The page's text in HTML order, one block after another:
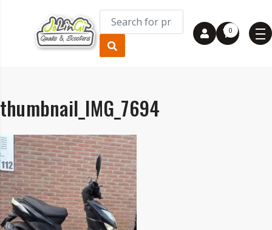
0
thumbnail_IMG_7694